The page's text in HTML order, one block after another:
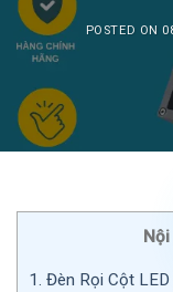
POSTED ON
1. Đèn Rọi Cột